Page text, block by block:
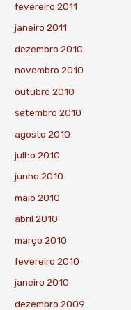
fevereiro 2011
janeiro 2011
dezembro 2010
novembro 2010
outubro 2010
setembro 2010
agosto 2010
julho 2010
junho 2010
maio 2010
abril 2010
março 2010
fevereiro 2010
janeiro 2010
dezembro 2009